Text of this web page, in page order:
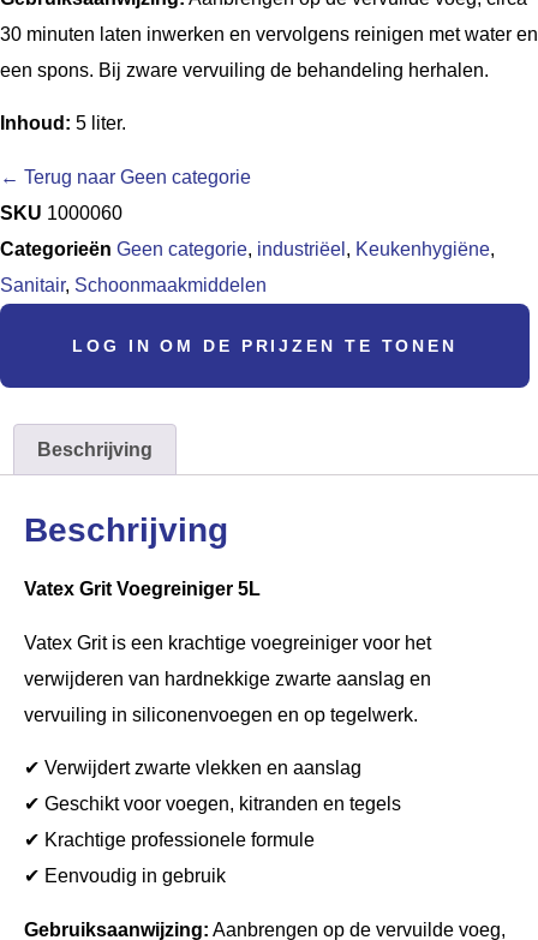
30 minuten laten inwerken en vervolgens reinigen met water en
een spons. Bij zware vervuiling de behandeling herhalen.
Inhoud: 5 liter.
← Terug naar Geen categorie
SKU 1000060
Categorieën Geen categorie, industriëel , Keukenhygiëne,
Sanitair, Schoonmaakmiddelen
LOG IN OM DE PRIJZEN TE TONEN
Beschrijving
Beschrijving
Vatex Grit Voegreiniger 5L
Vatex Grit is een krachtige voegreiniger voor het
verwijderen van hardnekkige zwarte aanslag en
vervuiling in siliconenvoegen en op tegelwerk.
✔ Verwijdert zwarte vlekken en aanslag
✔ Geschikt voor voegen, kitranden en tegels
✔ Krachtige professionele formule
✔ Eenvoudig in gebruik
Gebruiksaanwijzing: Aanbrengen op de vervuilde voeg,